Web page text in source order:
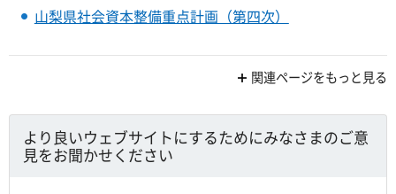
山梨県社会資本整備重点計画（第四次）
関連ページをもっと見る
より良いウェブサイトにするためにみなさまのご意
見をお聞かせください